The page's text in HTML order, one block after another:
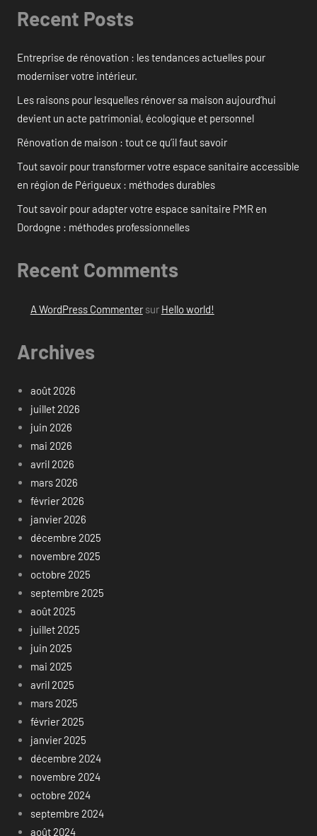
Recent Posts
Entreprise de rénovation : les tendances actuelles pour
moderniser votre intérieur.
Les raisons pour lesquelles rénover sa maison aujourd’hui
devient un acte patrimonial, écologique et personnel
Rénovation de maison : tout ce qu’il faut savoir
Tout savoir pour transformer votre espace sanitaire accessible
en région de Périgueux : méthodes durables
Tout savoir pour adapter votre espace sanitaire PMR en
Dordogne : méthodes professionnelles
Recent Comments
A WordPress Commentersur Hello world!
Archives
août 2026
juillet 2026
juin 2026
mai 2026
avril 2026
mars 2026
février 2026
janvier 2026
décembre 2025
novembre 2025
octobre 2025
septembre 2025
août 2025
juillet 2025
juin 2025
mai 2025
avril 2025
mars 2025
février 2025
janvier 2025
décembre 2024
novembre 2024
octobre 2024
septembre 2024
août 2024